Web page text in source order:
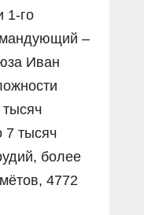
1-го
–
Иван
7 тысяч
более
4772